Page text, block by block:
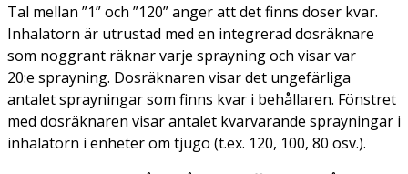
Tal mellan ”1” och ”120” anger att det finns doser kvar.
Inhalatorn är utrustad med en integrerad dosräknare
som noggrant räknar varje sprayning och visar var
20:e sprayning. Dosräknaren visar det ungefärliga
antalet sprayningar som finns kvar i behållaren. Fönstret
med dosräknaren visar antalet kvarvarande sprayningar i
inhalatorn i enheter om tjugo (t.ex. 120, 100, 80 osv.).